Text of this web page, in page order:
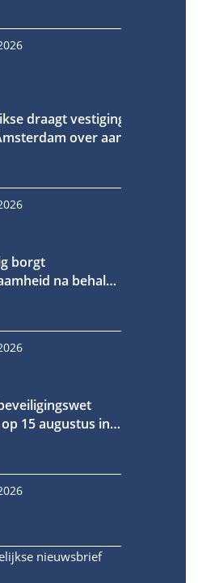
draagt vestiging in Oud-
over aan Fornet
borgt
na behalen
15 augustus in
nieuwsbrief